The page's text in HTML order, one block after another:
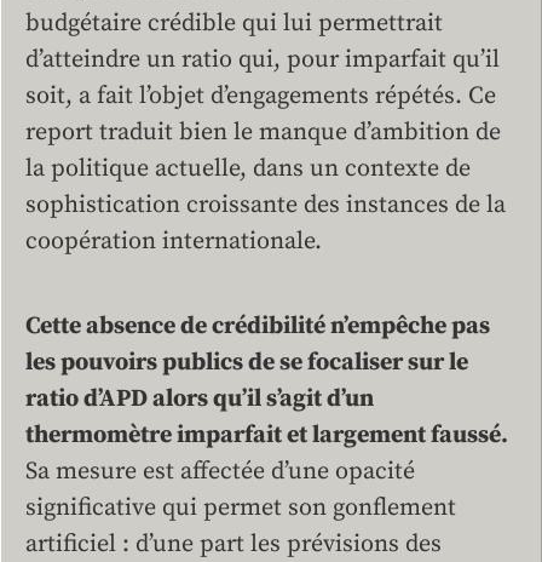
budgétaire crédible qui lui permettrait
d’atteindre un ratio qui, pour imparfait qu’il
soit, a fait l’objet d’engagements répétés. Ce
report traduit bien le manque d’ambition de
la politique actuelle, dans un contexte de
sophistication croissante des instances de la
coopération internationale.
Cette absence de crédibilité n’empêche pas
les pouvoirs publics de se focaliser sur le
ratio d’APD alors qu’il s’agit d’un
thermomètre imparfait et largement faussé.
Sa mesure est affectée d’une opacité
significative qui permet son gonflement
artificiel : d’une part les prévisions des